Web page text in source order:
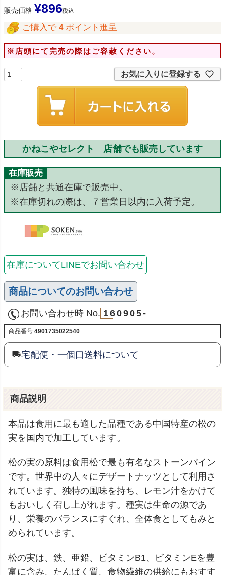
販売価格 ¥896税込
ご購入で 4 ポイント進呈
※店頭にて完売の際はご容赦ください。
お気に入りに登録する
かねこやセレクト 店舗でも販売しています
在庫販売
※店舗と共通在庫で販売中。
※在庫切れの際は、７営業日以内に入荷予定。
在庫についてLINEでお問い合わせ
商品についてのお問い合わせ
お問い合わせ時 No. 160905-
商品番号 4901735022540
宅配便・一個口送料について
商品説明
本品は食用に最も適した品種である中国特産の松の
実を国内で加工しています。
松の実の原料は食用松で最も有名なストーンパイン
です。世界中の人々にデザートナッツとして利用さ
れています。独特の風味を持ち、レモン汁をかけて
もおいしく召し上がれます。種実は生命の源であ
り、栄養のバランスにすぐれ、全体食としてもみと
められています。
松の実は、鉄、亜鉛、ビタミンB1、ビタミンEを豊
富に含み、たんぱく質、食物繊維の供給にもおすす